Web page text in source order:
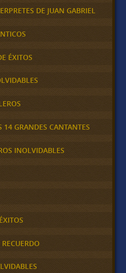
DE JUAN GABRIEL
ÉXITOS
14 GRANDES CANTANTES
INOLVIDABLES